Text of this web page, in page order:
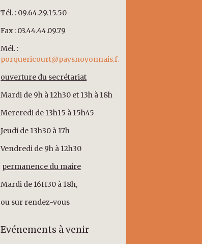
Tél. : 09.64.29.15.50
Fax : 03.44.44.09.79
Mél. :
porquericourt@paysnoyonnais.fr
ouverture du secrétariat
Mardi de 9h à 12h30 et 13h à 18h
Mercredi de 13h15 à 15h45
Jeudi de 13h30 à 17h
Vendredi de 9h à 12h30
permanence du maire
Mardi de 16H30 à 18h,
ou sur rendez-vous
Evénements à venir